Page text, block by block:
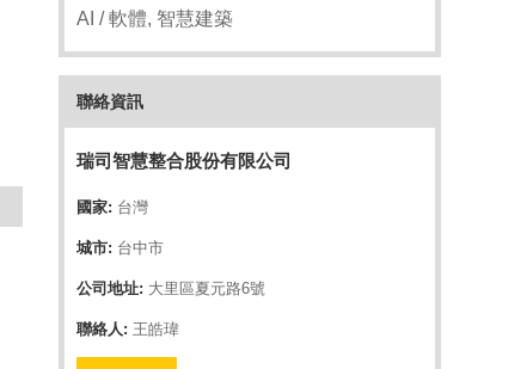
AI / 軟體, 智慧建築
聯絡資訊
瑞司智慧整合股份有限公司
國家: 台灣
城市: 台中市
公司地址: 大里區夏元路6號
聯絡人: 王皓瑋